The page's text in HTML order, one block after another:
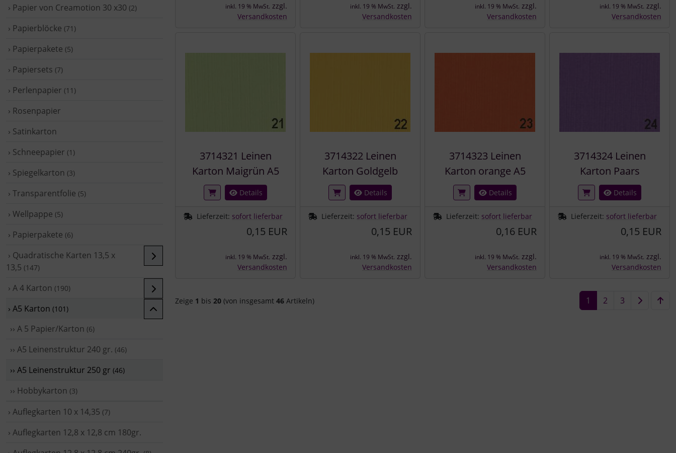
› Papier von Creamotion 30 x30 (2)
› Papierblöcke (71)
› Papierpakete (5)
› Papiersets (7)
› Perlenpapier (11)
› Rosenpapier
› Satinkarton
› Schneepapier (1)
› Spiegelkarton (3)
› Transparentfolie (5)
› Wellpappe (5)
› Papierpakete (6)
› Quadratische Karten 13,5 x
13,5 (147)
› A 4 Karton (190)
› A5 Karton (101)
›› A 5 Papier/Karton (6)
›› A5 Leinenstruktur 240 gr. (46)
›› A5 Leinenstruktur 250 gr (46)
›› Hobbykarton (3)
› Auflegkarten 10 x 14,35 (7)
› Auflegkarten 12,8 x 12,8 cm 180gr.
inkl. 19 % MwSt. zzgl.
Versandkosten
inkl. 19 % MwSt. zzgl.
Versandkosten
inkl. 19 % MwSt. zzgl.
Versandkosten
inkl. 19 % MwSt. zzgl.
Versandkosten
3714321 Leinen
Karton Maigrün A5
Details
Lieferzeit: sofort lieferbar
0,15 EUR
inkl. 19 % MwSt. zzgl.
Versandkosten
3714322 Leinen
Karton Goldgelb
Details
Lieferzeit: sofort lieferbar
0,15 EUR
inkl. 19 % MwSt. zzgl.
Versandkosten
3714323 Leinen
Karton orange A5
Details
Lieferzeit: sofort lieferbar
0,16 EUR
inkl. 19 % MwSt. zzgl.
Versandkosten
3714324 Leinen
Karton Paars
Details
Lieferzeit: sofort lieferbar
0,15 EUR
inkl. 19 % MwSt. zzgl.
Versandkosten
Zeige 1 bis 20 (von insgesamt 46 Artikeln) 1 2 3